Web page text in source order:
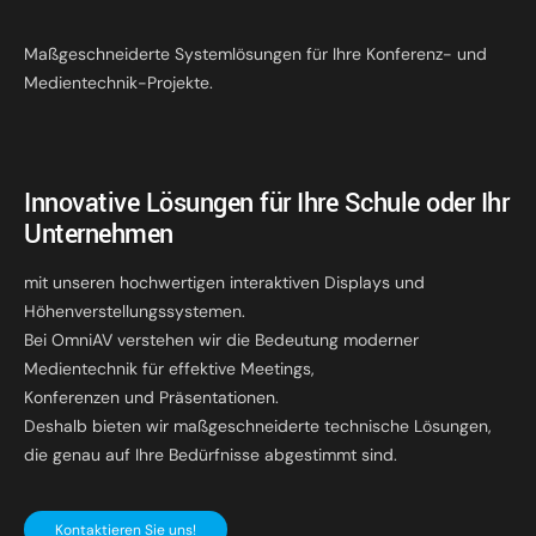
Maßgeschneiderte Systemlösungen für Ihre Konferenz- und
Medientechnik-Projekte.
Innovative Lösungen für Ihre Schule oder Ihr
Unternehmen
mit unseren hochwertigen interaktiven Displays und
Höhenverstellungssystemen.
Bei OmniAV verstehen wir die Bedeutung moderner
Medientechnik für effektive Meetings,
Konferenzen und Präsentationen.
Deshalb bieten wir maßgeschneiderte technische Lösungen,
die genau auf Ihre Bedürfnisse abgestimmt sind.
Kontaktieren Sie uns!